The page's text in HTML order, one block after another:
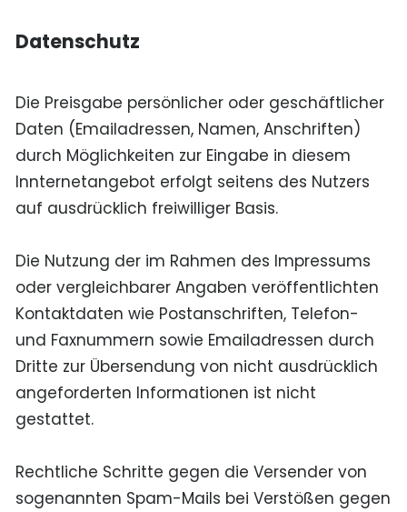
Datenschutz
Die Preisgabe persönlicher oder geschäftlicher
Daten (Emailadressen, Namen, Anschriften)
durch Möglichkeiten zur Eingabe in diesem
Innternetangebot erfolgt seitens des Nutzers
auf ausdrücklich freiwilliger Basis.
Die Nutzung der im Rahmen des Impressums
oder vergleichbarer Angaben veröffentlichten
Kontaktdaten wie Postanschriften, Telefon-
und Faxnummern sowie Emailadressen durch
Dritte zur Übersendung von nicht ausdrücklich
angeforderten Informationen ist nicht
gestattet.
Rechtliche Schritte gegen die Versender von
sogenannten Spam-Mails bei Verstößen gegen